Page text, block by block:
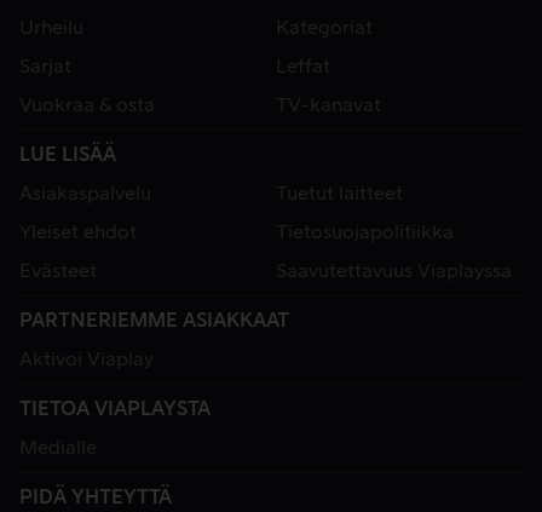
Urheilu
Kategoriat
Sarjat
Leffat
Vuokraa & osta
TV-kanavat
LUE LISÄÄ
Asiakaspalvelu
Tuetut laitteet
Yleiset ehdot
Tietosuojapolitiikka
Evästeet
Saavutettavuus Viaplayssa
PARTNERIEMME ASIAKKAAT
Aktivoi Viaplay
TIETOA VIAPLAYSTA
Medialle
PIDÄ YHTEYTTÄ